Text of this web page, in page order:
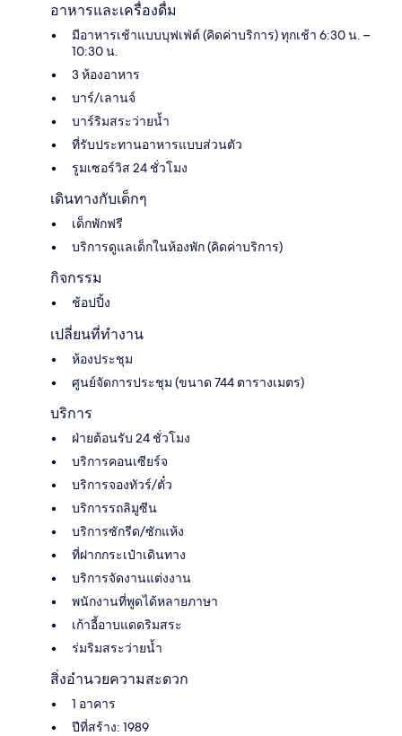
อาหารและเครื่องดื่ม
มีอาหารเช้าแบบบุฟเฟ่ต์ (คิดค่าบริการ) ทุกเช้า 6:30 น. –
10:30 น.
3 ห้องอาหาร
บาร์/เลานจ์
บาร์ริมสระว่ายน้ำ
ที่รับประทานอาหารแบบส่วนตัว
รูมเซอร์วิส 24 ชั่วโมง
เดินทางกับเด็กๆ
เด็กพักฟรี
บริการดูแลเด็กในห้องพัก (คิดค่าบริการ)
กิจกรรม
ช้อปปิ้ง
เปลี่ยนที่ทำงาน
ห้องประชุม
ศูนย์จัดการประชุม (ขนาด 744 ตารางเมตร)
บริการ
ฝ่ายต้อนรับ 24 ชั่วโมง
บริการคอนเซียร์จ
บริการจองทัวร์/ตั๋ว
บริการรถลิมูซีน
บริการซักรีด/ซักแห้ง
ที่ฝากกระเป๋าเดินทาง
บริการจัดงานแต่งงาน
พนักงานที่พูดได้หลายภาษา
เก้าอี้อาบแดดริมสระ
ร่มริมสระว่ายน้ำ
สิ่งอำนวยความสะดวก
1 อาคาร
ปีที่สร้าง: 1989